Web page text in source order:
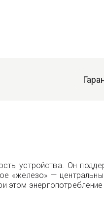
устройства. Он
—
этом